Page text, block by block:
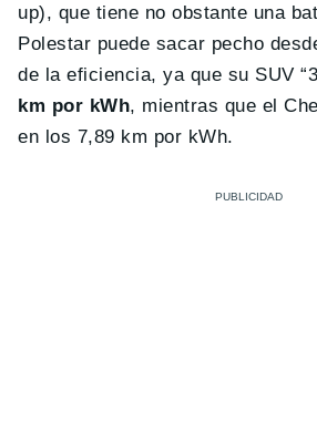
up), que tiene no obstante una
Polestar puede sacar pecho
de la eficiencia, ya que su SUV
km por kWh, mientras que el
en los 7,89 km por kWh.